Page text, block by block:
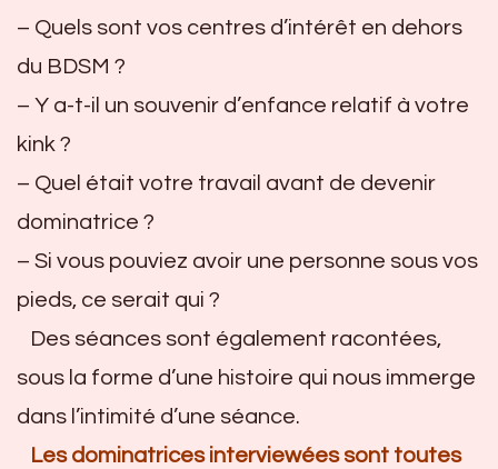
– Quels sont vos centres d’intérêt en dehors
du BDSM ?
– Y a-t-il un souvenir d’enfance relatif à votre
kink ?
– Quel était votre travail avant de devenir
dominatrice ?
– Si vous pouviez avoir une personne sous vos
pieds, ce serait qui ?
Des séances sont également racontées,
sous la forme d’une histoire qui nous immerge
dans l’intimité d’une séance.
Les dominatrices interviewées sont toutes